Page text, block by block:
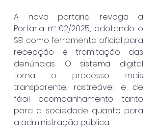
A nova portaria revoga a
Portaria nº 02/2025, adotando o
SEI como ferramenta oficial para
recepção e tramitação das
denúncias. O sistema digital
torna o processo mais
transparente, rastreável e de
fácil acompanhamento tanto
para a sociedade quanto para
a administração pública.